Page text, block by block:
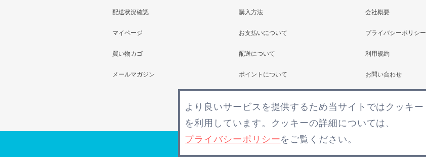
配送状況確認
マイページ
買い物カゴ
メールマガジン
購入方法
お支払いについて
配送について
ポイントについて
会社概要
プライバシーポリシー
利用規約
お問い合わせ
COPYRIGHT2026(C) BLENS ALL RIGHTS RESERVED
より良いサービスを提供するため当サイトではクッキー
を利用しています。クッキーの詳細については、
プライバシーポリシーをご覧ください。